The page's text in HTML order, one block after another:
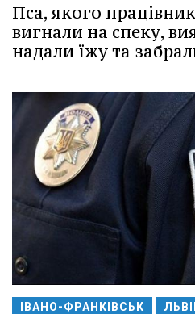
Пса, якого
вигнали на спеку,
надали їжу та
ІВАНО-ФРАНКІВСЬК